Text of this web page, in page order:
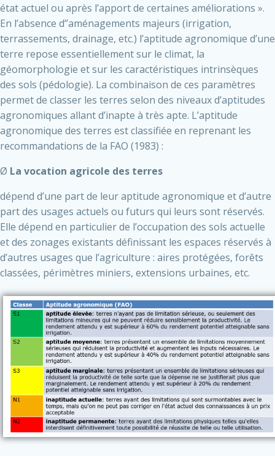
état actuel ou après l’apport de certaines améliorations ».
En l’absence d’’aménagements majeurs (irrigation,
terrassements, drainage, etc.) l’aptitude agronomique d’une
terre repose essentiellement sur le climat, la
géomorphologie et sur les caractéristiques intrinsèques
des sols (pédologie). La combinaison de ces paramètres
permet de classer les terres selon des niveaux d’aptitudes
agronomiques allant d’inapte à très apte. L’aptitude
agronomique des terres est classifiée en reprenant les
recommandations de la FAO (1983) :
Ø La vocation agricole des terres
dépend d’une part de leur aptitude agronomique et d’autre
part des usages actuels ou futurs qui leurs sont réservés.
Elle dépend en particulier de l’occupation des sols actuelle
et des zonages existants définissant les espaces réservés à
d’autres usages que l’agriculture : aires protégées, forêts
classées, périmètres miniers, extensions urbaines, etc.